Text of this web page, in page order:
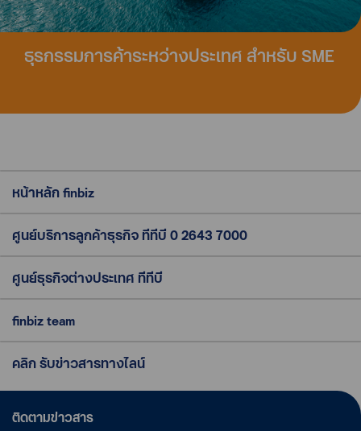
ธุรกรรมการค้าระหว่างประเทศ สำหรับ SME
หน้าหลัก finbiz
ศูนย์บริการลูกค้าธุรกิจ ทีทีบี 0 2643 7000
ศูนย์ธุรกิจต่างประเทศ ทีทีบี
finbiz team
คลิก รับข่าวสารทางไลน์
ติดตามข่าวสาร